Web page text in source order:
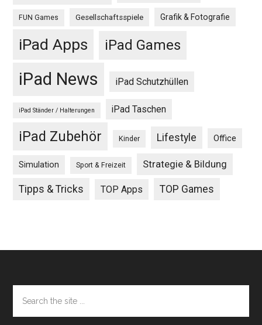
FUN Games Gesellschaftsspiele Grafik & Fotografie
iPad Apps iPad Games
iPad News iPad Schutzhüllen
iPad Ständer / Halterungen iPad Taschen
iPad Zubehör Kinder Lifestyle Office
Simulation Sport & Freizeit Strategie & Bildung
Tipps & Tricks TOP Apps TOP Games
Footer
the
site